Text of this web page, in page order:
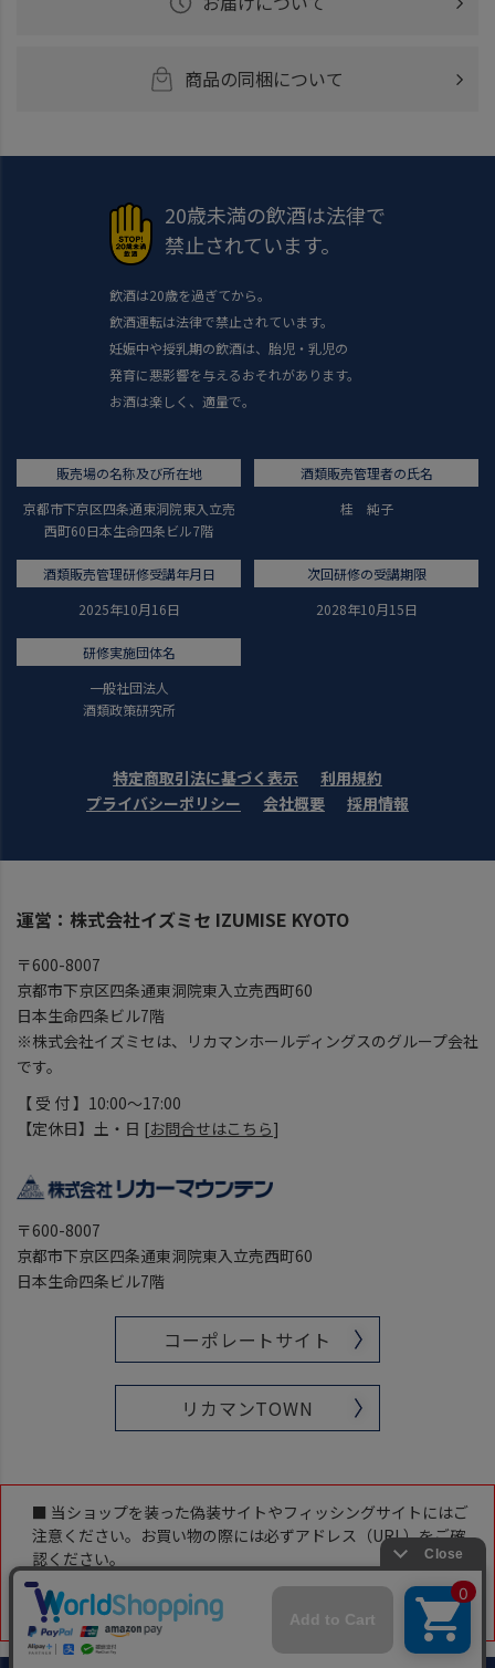
商品の同梱について
20歳未満の飲酒は法律で
禁止されています。
飲酒は20歳を過ぎてから。
飲酒運転は法律で禁止されています。
妊娠中や授乳期の飲酒は、胎児・乳児の
発育に悪影響を与えるおそれがあります。
お酒は楽しく、適量で。
販売場の名称及び所在地
京都市下京区四条通東洞院東入立売
西町60日本生命四条ビル7階
酒類販売管理者の氏名
桂 純子
酒類販売管理研修受講年月日
2025年10月16日
次回研修の受講期限
2028年10月15日
研修実施団体名
一般社団法人
酒類政策研究所
特定商取引法に基づく表示
利用規約
プライバシーポリシー
会社概要 採用情報
運営：株式会社イズミセ IZUMISE KYOTO
〒600-8007
京都市下京区四条通東洞院東入立売西町60
日本生命四条ビル7階
※株式会社イズミセは、リカマンホールディングスのグループ会社
です。
【 受 付 】10:00～17:00
【定休日】土・日 [お問合せはこちら]
〒600-8007
京都市下京区四条通東洞院東入立売西町60
日本生命四条ビル7階
コーポレートサイト
リカマンTOWN
■ 当ショップを装った偽装サイトやフィッシングサイトにはご
注意ください。お買い物の際には必ずアドレス（URL）をご確
認ください。
当ショップのアドレス（URL）は下記です。
「https://www.likaman-online.com/」